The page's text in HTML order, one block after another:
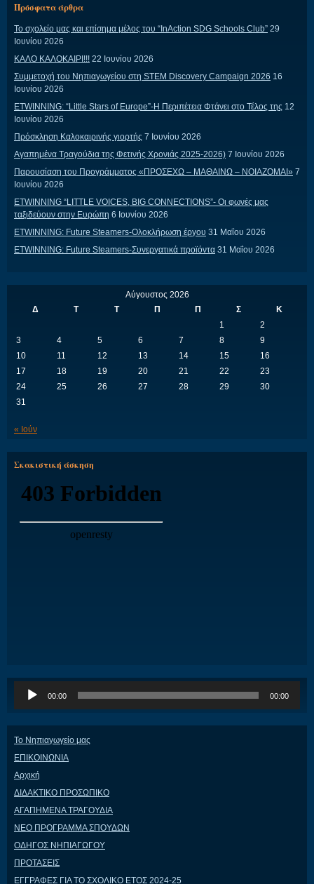
Πρόσφατα άρθρα
Το σχολείο μας και επίσημα μέλος του “InAction SDG Schools Club” 29
Ιουνίου 2026
ΚΑΛΟ ΚΑΛΟΚΑΙΡΙ!!! 22 Ιουνίου 2026
Συμμετοχή του Νηπιαγωγείου στη STEM Discovery Campaign 2026 16
Ιουνίου 2026
ETWINNING: “Little Stars of Europe”-Η Περιπέτεια Φτάνει στο Τέλος της 12
Ιουνίου 2026
Πρόσκληση Καλοκαιρινής γιορτής 7 Ιουνίου 2026
Αγαπημένα Τραγούδια της Φετινής Χρονιάς 2025-2026) 7 Ιουνίου 2026
Παρουσίαση του Προγράμματος «ΠΡΟΣΕΧΩ – ΜΑΘΑΙΝΩ – ΝΟΙΑΖΟΜΑΙ» 7
Ιουνίου 2026
ETWINNING “LITTLE VOICES, BIG CONNECTIONS”- Οι φωνές μας
ταξιδεύουν στην Ευρώπη 6 Ιουνίου 2026
ETWINNING: Future Steamers-Ολοκλήρωση έργου 31 Μαΐου 2026
ETWINNING: Future Steamers-Συνεργατικά προϊόντα 31 Μαΐου 2026
Αύγουστος 2026
Δ
Τ Τ Π Π Σ
Κ
1
2
3
4 5 6 7 8
9
10
11 12 13 14 15
16
17
18 19 20 21 22
23
24
25 26 27 28 29
30
31
« Ιούν
Σκακιστική άσκηση
Αναπαραγωγής
Ήχου
00:00 00:00
Το Νηπιαγωγείο μας
ΕΠΙΚΟΙΝΩΝΙΑ
Αρχική
ΔΙΔΑΚΤΙΚΟ ΠΡΟΣΩΠΙΚΟ
ΑΓΑΠΗΜΕΝΑ ΤΡΑΓΟΥΔΙΑ
ΝΕΟ ΠΡΟΓΡΑΜΜΑ ΣΠΟΥΔΩΝ
ΟΔΗΓΟΣ ΝΗΠΙΑΓΩΓΟΥ
ΠΡΟΤΑΣΕΙΣ
ΕΓΓΡΑΦΕΣ ΓΙΑ ΤΟ ΣΧΟΛΙΚΟ ΕΤΟΣ 2024-25